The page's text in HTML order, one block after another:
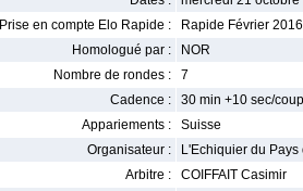
Prise en compte Elo Rapide :
Rapide Février 2016
Homologué par :
NOR
Nombre de rondes :
7
Cadence :
30 min +10 sec/coup
Appariements :
Suisse
Organisateur :
L'Echiquier du Pays
Arbitre :
COIFFAIT Casimir